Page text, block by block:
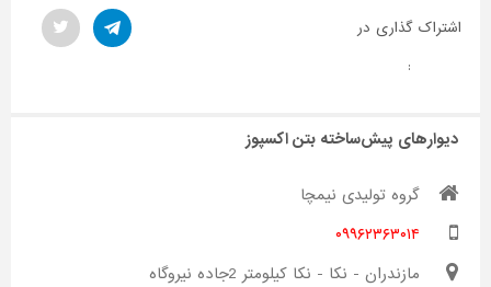
اشتراک گذاری در
:
دیوارهای پیش‌ساخته بتن اکسپوز
گروه تولیدی نیمچا
۰۹۹۶۲۳۶۳۰۱۴
مازندران - نکا - نکا کیلومتر 2جاده نیروگاه